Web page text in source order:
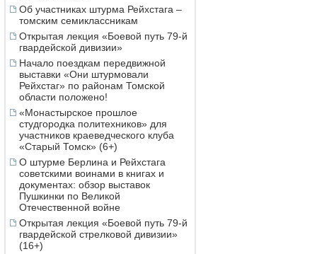
Об участниках штурма Рейхстага –
томским семиклассникам
Открытая лекция «Боевой путь 79-й
гвардейской дивизии»
Начало поездкам передвижной
выставки «Они штурмовали
Рейхстаг» по районам Томской
области положено!
«Монастырское прошлое
студгородка политехников» для
участников краеведческого клуба
«Старый Томск» (6+)
О штурме Берлина и Рейхстага
советскими воинами в книгах и
документах: обзор выставок
Пушкинки по Великой
Отечественной войне
Открытая лекция «Боевой путь 79-й
гвардейской стрелковой дивизии»
(16+)